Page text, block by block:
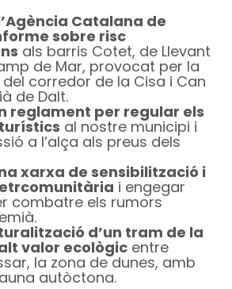
Catalana de
sobre risc
als barris Cotet, de Llevant
de Mar, provocat per la
corredor de la Cisa i Can
de Dalt.
reglament per regular els
al nostre municipi i
a l’alça als preus dels
xarxa de sensibilització i
i engegar
combatre els rumors
d’un tram de la
valor ecològic entre
la zona de dunes, amb
autòctona.